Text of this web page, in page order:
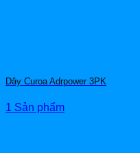
Dây Curoa Adrpower 3PK
1 Sản phẩm